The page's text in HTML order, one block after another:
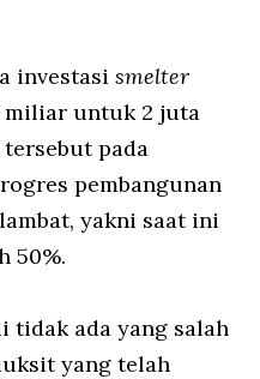
investasi smelter
miliar untuk 2 juta
pada
pembangunan
yakni saat ini
50%.
tidak ada yang salah
yang telah